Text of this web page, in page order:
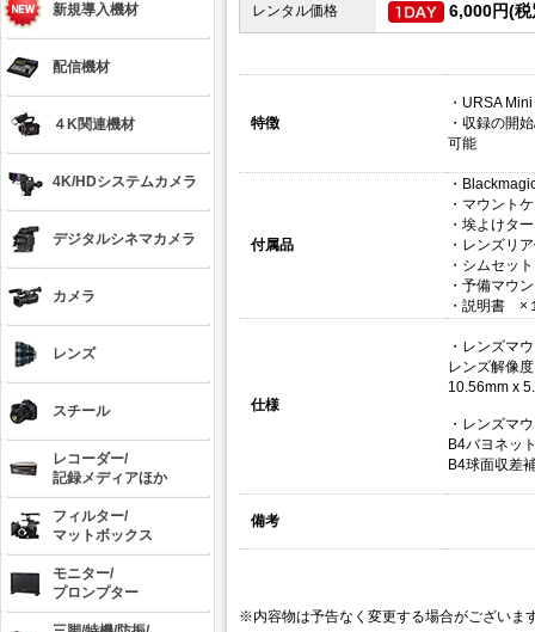
新規導入機材
配信機材
４K関連機材
4K/HDシステムカメラ
デジタルシネマカメラ
カメラ
レンズ
スチール
レコーダー/
記録メディアほか
フィルター/
マットボックス
モニター/
プロンプター
レンタル価格 6,000円(税
特徴
・URSA
・収録の開
可能
付属品
・
・マウント
・埃よけタ
・レンズリ
・シムセッ
・予備マウ
・説明書 ×
仕様
・レンズマ
レンズ解像
10.56mm x
・レンズマ
B4バヨネッ
B4球面収差
備考
※内容物は予告なく変更する場合がございま